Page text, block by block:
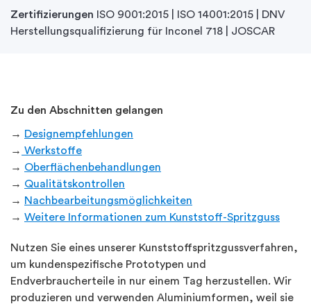
Zertifizierungen ISO 9001:2015 | ISO 14001:2015 | DNV
Herstellungsqualifizierung für Inconel 718 | JOSCAR
Zu den Abschnitten gelangen
→ Designempfehlungen
→ Werkstoffe
→ Oberflächenbehandlungen
→ Qualitätskontrollen
→ Nachbearbeitungsmöglichkeiten
→ Weitere Informationen zum Kunststoff-Spritzguss
Nutzen Sie eines unserer Kunststoffspritzgussverfahren,
um kundenspezifische Prototypen und
Endverbraucherteile in nur einem Tag herzustellen. Wir
produzieren und verwenden Aluminiumformen, weil sie